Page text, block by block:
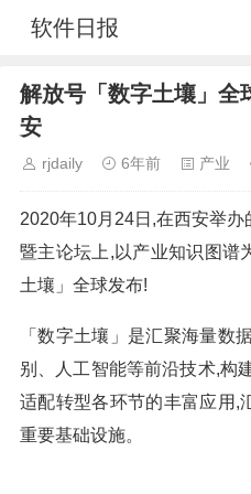
软件日报
解放号「数字土壤」全
安
rjdaily 6年前 产业
2020年10月24日,在西安举
暨主论坛上,以产业知识图
土壤」全球发布!
「数字土壤」是汇聚海量数
别、人工智能等前沿技术,构
适配转型各环节的丰富应用,
重要基础设施。